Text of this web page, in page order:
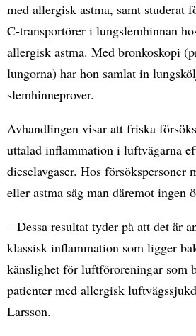
med allergisk astma, samt studerat
C-transportörer i lungslemhinnan
allergisk astma. Med bronkoskopi
lungorna) har hon samlat in
slemhinneprover.
Avhandlingen visar att friska
uttalad inflammation i luftvägarna
dieselavgaser. Hos försökspersoner
eller astma såg man däremot ingen
– Dessa resultat tyder på att det är
klassisk inflammation som ligger
känslighet för luftföroreningar som
patienter med allergisk
Larsson.